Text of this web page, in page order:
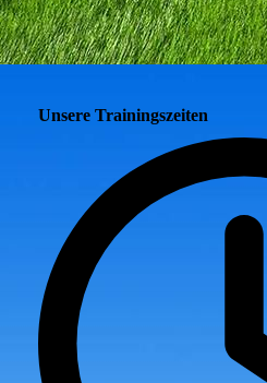
Unsere Trainingszeiten